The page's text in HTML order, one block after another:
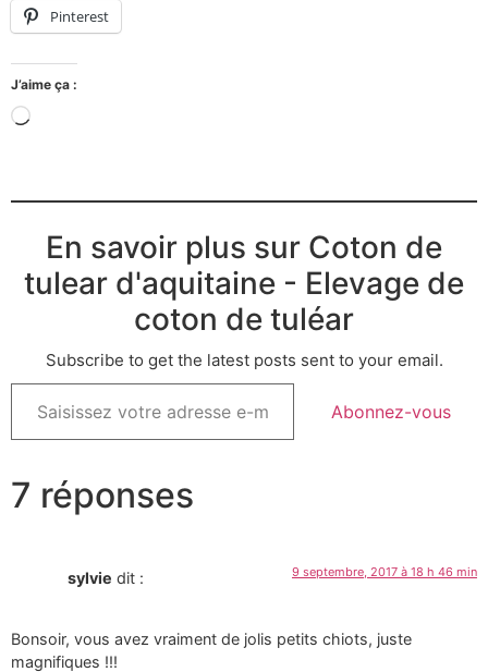
Pinterest
J’aime ça :
En savoir plus sur Coton de
tulear d'aquitaine - Elevage de
coton de tuléar
Subscribe to get the latest posts sent to your email.
Abonnez-vous
7 réponses
sylvie dit : 9 septembre, 2017 à 18 h 46 min
Bonsoir, vous avez vraiment de jolis petits chiots, juste
magnifiques !!!